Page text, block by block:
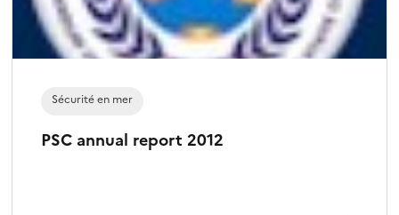
PSC annual report 2012
Sécurité en mer